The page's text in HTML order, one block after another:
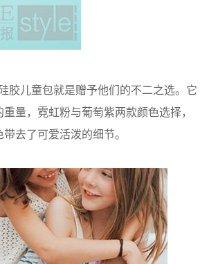
胶儿童包就是赠予他们的不二之选。它
量，霓虹粉与葡萄紫两款颜色选择，
去了可爱活泼的细节。